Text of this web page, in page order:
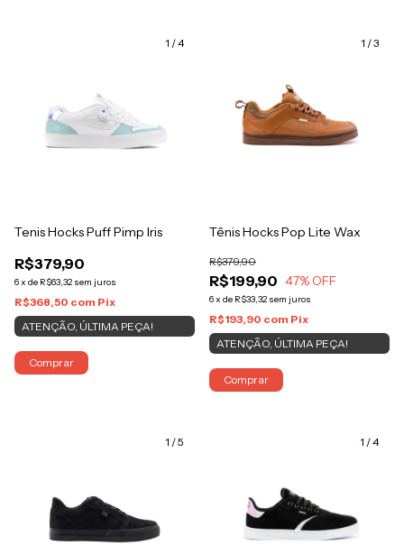
1 /4
Tenis Hocks Puff Pimp Iris
R$379,90
6x de R$63,32 sem juros
R$368,50 com Pix
ATENÇÃO, ÚLTIMA PEÇA!
Comprar
1 /3
Tênis Hocks Pop Lite Wax
R$199,90
R$379,90
47% OFF
6x de R$33,32 sem juros
R$193,90 com Pix
ATENÇÃO, ÚLTIMA PEÇA!
Comprar
1 /5 1 /4